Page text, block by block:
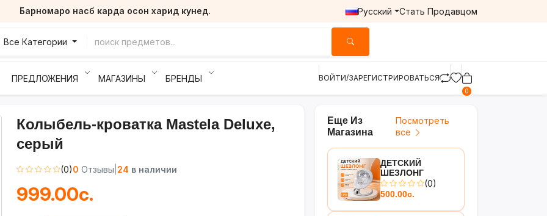
Барномаро насб карда осон харид кунед. Русский Стать Продавцом
Все Категории
ПРЕДЛОЖЕНИЯ МАГАЗИНЫ БРЕНДЫ ВОЙТИ/ЗАРЕГИСТРИРОВАТЬСЯ
0
Колыбель-кроватка Mastela Deluxe,
серый
(0)0 Отзывы 24 в наличии
999.00с.
Еще Из
Магазина
Посмотреть
все
ДЕТСКИЙ
ШЕЗЛОНГ
(0)
500.00с.